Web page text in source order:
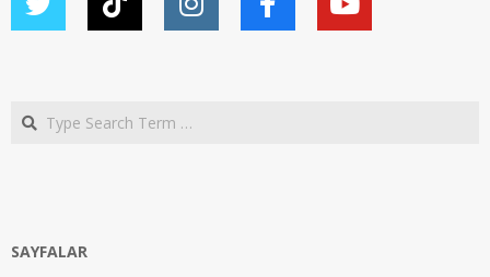
Search
SAYFALAR